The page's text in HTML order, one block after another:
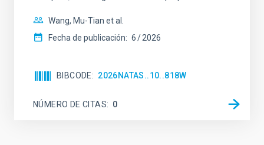
Wang, Mu-Tian et al.
Fecha de publicación: 6 2026
BIBCODE 2026NATAS..10..818W
NÚMERO DE CITAS 0